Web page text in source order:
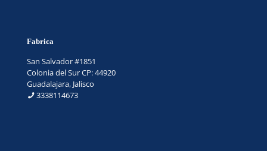
Fabrica
San Salvador #1851
Colonia del Sur CP: 44920
Guadalajara, Jalisco
3338114673